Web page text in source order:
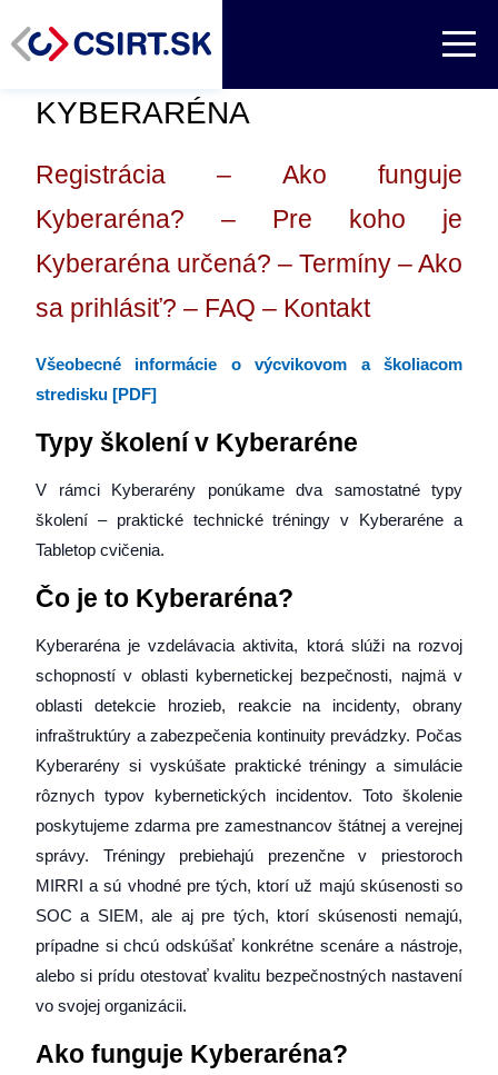
KYBERARÉNA
Registrácia – Ako funguje
Kyberaréna? – Pre koho je
Kyberaréna určená? – Termíny – Ako
sa prihlásiť? – FAQ – Kontakt
Všeobecné informácie o výcvikovom a školiacom
stredisku [PDF]
Typy školení v Kyberaréne
V rámci Kyberarény ponúkame dva samostatné typy
školení – praktické technické tréningy v Kyberaréne a
Tabletop cvičenia.
Čo je to Kyberaréna?
Kyberaréna je vzdelávacia aktivita, ktorá slúži na rozvoj
schopností v oblasti kybernetickej bezpečnosti, najmä v
oblasti detekcie hrozieb, reakcie na incidenty, obrany
infraštruktúry a zabezpečenia kontinuity prevádzky. Počas
Kyberarény si vyskúšate praktické tréningy a simulácie
rôznych typov kybernetických incidentov. Toto školenie
poskytujeme zdarma pre zamestnancov štátnej a verejnej
správy. Tréningy prebiehajú prezenčne v priestoroch
MIRRI a sú vhodné pre tých, ktorí už majú skúsenosti so
SOC a SIEM, ale aj pre tých, ktorí skúsenosti nemajú,
prípadne si chcú odskúšať konkrétne scenáre a nástroje,
alebo si prídu otestovať kvalitu bezpečnostných nastavení
vo svojej organizácii.
Ako funguje Kyberaréna?